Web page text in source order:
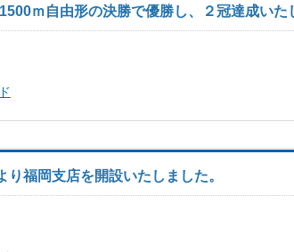
ｍ自由形の決勝で優勝し、２冠達成いた
り福岡支店を開設いたしました。